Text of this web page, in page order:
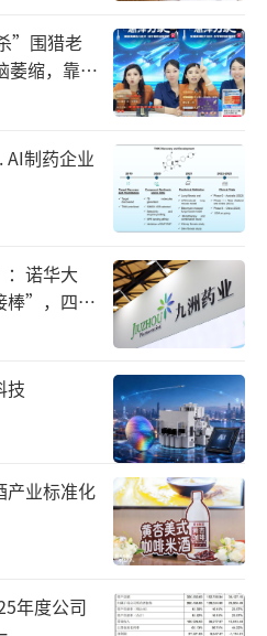
保卫战
题扩展到品牌控制，汇
盛资产“窃据汇源品
购未经汇源集团食品安
果汁原料，生产“冒名
此针锋相对，文盛资产
王清汉则在朋友圈宣
”，安徽滁州华冠工厂
夺已实质影响公司运
北京汇源法人代表由汇
为文盛资产委派的王清
透露，王清汉带领的100
企业生产、原料、销售
新礼团队掌控。
”围猎老
萎缩，靠鸡
AI制药企业
诺华大
”，四大
技
产业标准化
年度公司